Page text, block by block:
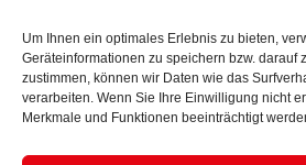
Um Ihnen ein optimales Erlebnis zu bieten,
Geräteinformationen zu speichern bzw.
zustimmen, können wir Daten wie das
verarbeiten. Wenn Sie Ihre Einwilligung nicht
Merkmale und Funktionen beeinträchtigt